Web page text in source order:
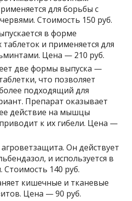
для борьбы с
Стоимость 150 руб.
в форме
и применяется для
Цена — 210 руб.
две формы выпуска —
что позволяет
подходящий для
Препарат оказывает
действие на мышцы
к их гибели. Цена —
Он действует
и используется в
Стоимость 140 руб.
кишечные и тканевые
Цена — 90 руб.